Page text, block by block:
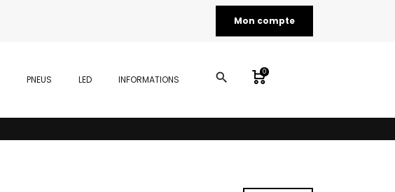
Mon compte
PNEUS LED INFORMATIONS search 0